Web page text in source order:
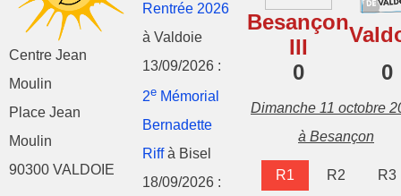
Centre Jean
Moulin
Place Jean
Moulin
90300 VALDOIE
Rentrée 2026
à Valdoie
13/09/2026 :
2e Mémorial
Bernadette
Riffà Bisel
18/09/2026 :
Besançon
III
0
0
Dimanche 11 octobre
à Besançon
R1 R2
R3